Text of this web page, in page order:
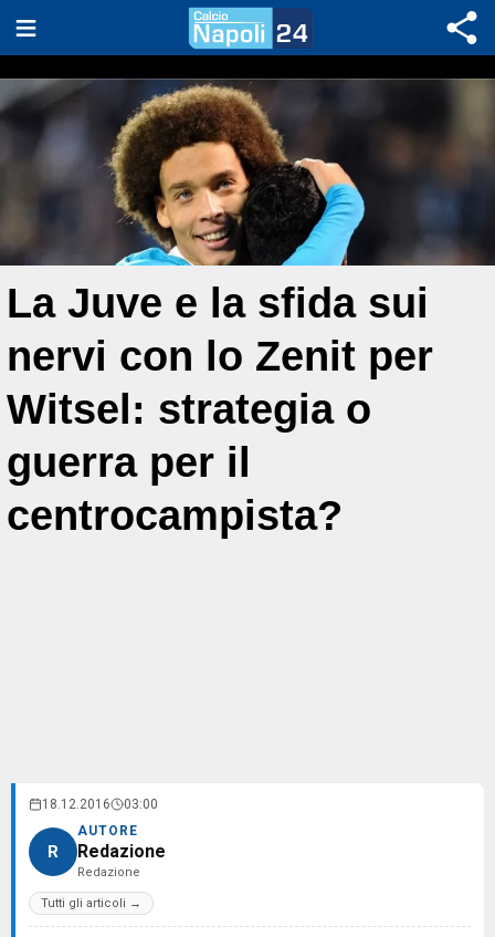
La Juve e la sfida sui
nervi con lo Zenit per
Witsel: strategia o
guerra per il
centrocampista?
18.12.2016 03:00
R
AUTORE
Redazione
Redazione
Tutti gli articoli →